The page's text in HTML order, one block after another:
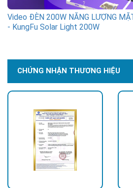
Video ĐÈN 200W NĂNG LƯỢNG
- KungFu Solar Light 200W
CHỨNG NHẬN THƯƠNG HIỆU